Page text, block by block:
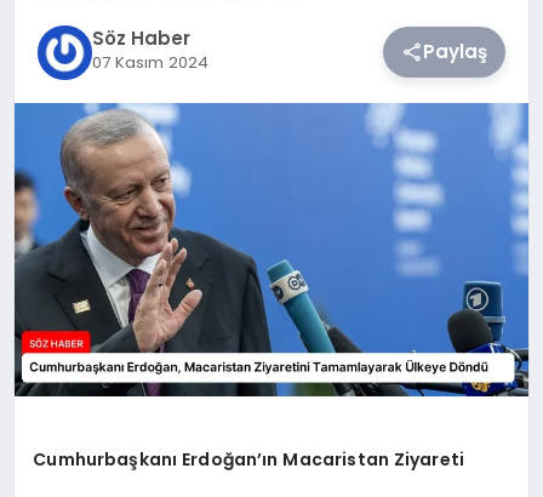
Söz Haber
07 Kasım 2024 Paylaş
Cumhurbaşkanı Erdoğan’ın Macaristan Ziyareti